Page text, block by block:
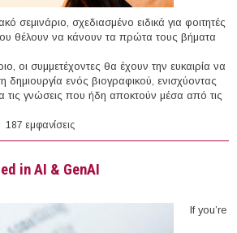
σεμινάριο, σχεδιασμένο ειδικά για φοιτητές
θέλουν να κάνουν τα πρώτα τους βήματα
οι συμμετέχοντες θα έχουν την ευκαιρία να
δημιουργία ενός βιογραφικού, ενισχύοντας
τις γνώσεις που ήδη αποκτούν μέσα από τις
“Ready to Hire” - Φτιάξε το βιογραφικό σου, έτοιμο
πρόσληψη
187 εμφανίσεις
in AI & GenAI
If you’re